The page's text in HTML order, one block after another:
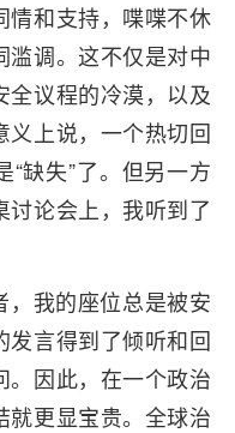
情和支持，喋喋不休
滥调。这不仅是对中
全议程的冷漠，以及
义上说，一个热切回
缺失”了。但另一方
论会上，我听到了
我的座位总是被安
发言得到了倾听和回
。因此，在一个政治
就更显宝贵。全球治